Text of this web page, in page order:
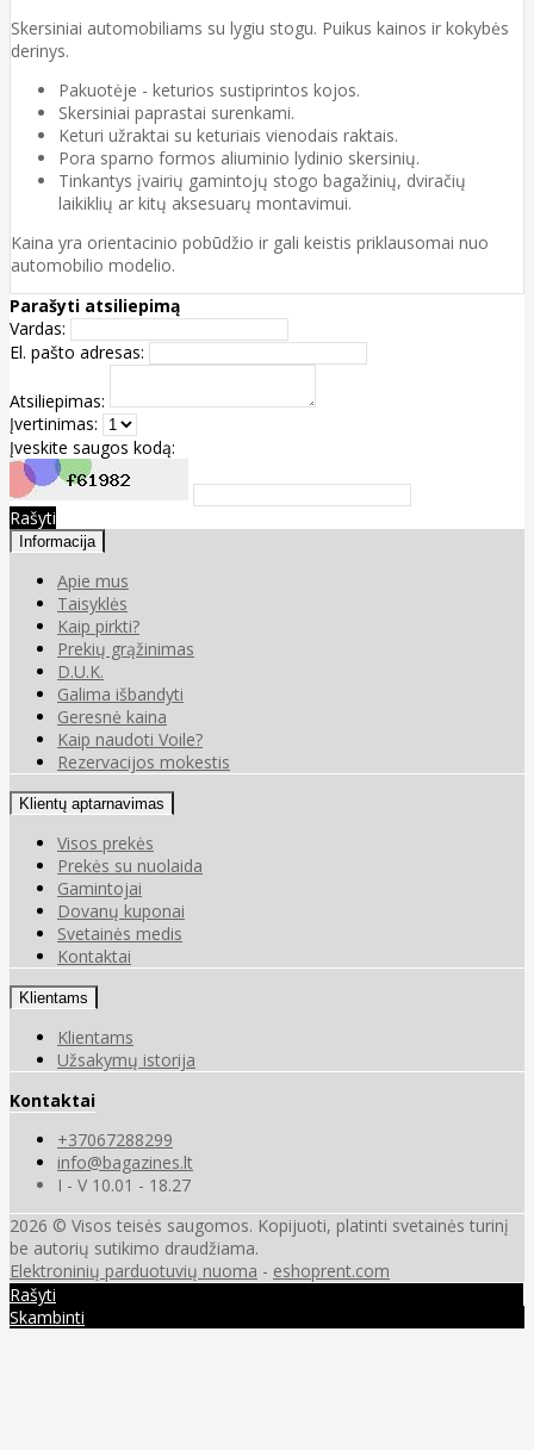
Skersiniai automobiliams su lygiu stogu. Puikus kainos ir kokybės
derinys.
Pakuotėje - keturios sustiprintos kojos.
Skersiniai paprastai surenkami.
Keturi užraktai su keturiais vienodais raktais.
Pora sparno formos aliuminio lydinio skersinių.
Tinkantys įvairių gamintojų stogo bagažinių, dviračių
laikiklių ar kitų aksesuarų montavimui.
Kaina yra orientacinio pobūdžio ir gali keistis priklausomai nuo
automobilio modelio.
Parašyti atsiliepimą
Vardas:
El. pašto adresas:
Atsiliepimas:
Įvertinimas:
Įveskite saugos kodą:
Rašyti
Informacija
Apie mus
Taisyklės
Kaip pirkti?
Prekių grąžinimas
D.U.K.
Galima išbandyti
Geresnė kaina
Kaip naudoti Voile?
Rezervacijos mokestis
Klientų aptarnavimas
Visos prekės
Prekės su nuolaida
Gamintojai
Dovanų kuponai
Svetainės medis
Kontaktai
Klientams
Klientams
Užsakymų istorija
Kontaktai
+37067288299
info@bagazines.lt
I - V 10.01 - 18.27
2026 © Visos teisės saugomos. Kopijuoti, platinti svetainės turinį
be autorių sutikimo draudžiama.
Elektroninių parduotuvių nuoma - eshoprent.com
Rašyti
Skambinti